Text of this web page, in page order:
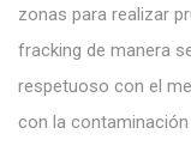
zonas para realizar
fracking de manera
respetuoso con el
con la contaminación